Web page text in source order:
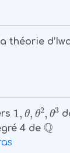
théorie
1 θ, θ2 θ3
4 de ℚ